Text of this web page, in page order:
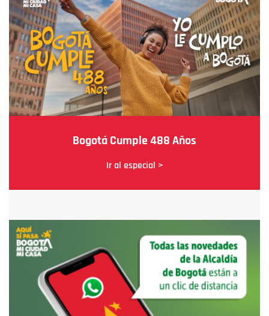
Bogotá Cumple 488 Años
Ir al especial >